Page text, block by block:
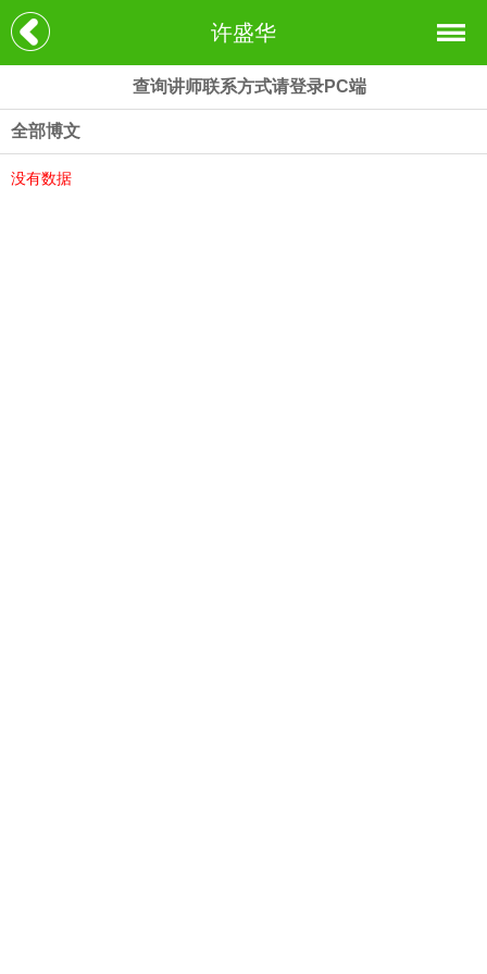
许盛华
查询讲师联系方式请登录PC端
全部博文
没有数据